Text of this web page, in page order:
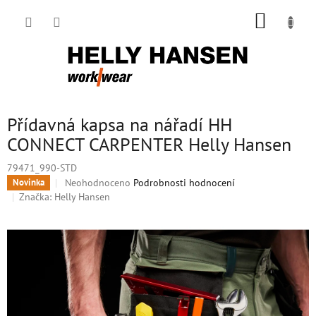
Přídavná kapsa na nářadí HH
CONNECT CARPENTER Helly Hansen
79471_990-STD
Novinka
Průměrné
hodnocení
0,0
z
5
hvězdiček.
Neohodnoceno Podrobnosti hodnocení
Značka: Helly Hansen